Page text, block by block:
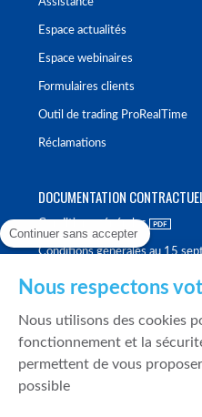
Espace actualités
Espace webinaires
Formulaires clients
Outil de trading ProRealTime
Réclamations
DOCUMENTATION
Conditions générales
Conditions générales au 15
Politique de meilleure sélection
Politique de durabilité
Fonds de garantie des dépôts
Continuer sans accepter
Nous respectons
Nous utilisons des cookies
fonctionnement et la
permettent de vous
possible